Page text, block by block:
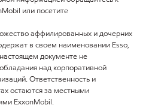
или посетите
аффилированных и дочерних
в своем наименовании Esso,
документе не
над корпоративной
Ответственность и
остаются за местными
ExxonMobil.